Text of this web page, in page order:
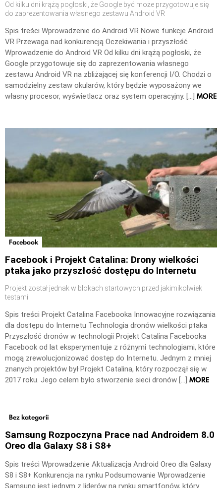
Od kilku dni krążą pogłoski, że Google być może przygotowuje się
do zaprezentowania własnego zestawu Android VR
Spis treści Wprowadzenie do Android VR Nowe funkcje Android
VR Przewaga nad konkurencją Oczekiwania i przyszłość
Wprowadzenie do Android VR Od kilku dni krążą pogłoski, że
Google przygotowuje się do zaprezentowania własnego
zestawu Android VR na zbliżającej się konferencji I/O. Chodzi o
samodzielny zestaw okularów, który będzie wyposażony we
własny procesor, wyświetlacz oraz system operacyjny. […] MORE
Facebook
Facebook i Projekt Catalina: Drony wielkości
ptaka jako przyszłość dostępu do Internetu
Projekt został jednak w blokach startowych przed jakimikolwiek
testami
Spis treści Projekt Catalina Facebooka Innowacyjne rozwiązania
dla dostępu do Internetu Technologia dronów wielkości ptaka
Przyszłość dronów w technologii Projekt Catalina Facebooka
Facebook od lat eksperymentuje z różnymi technologiami, które
mogą zrewolucjonizować dostęp do Internetu. Jednym z mniej
znanych projektów był Projekt Catalina, który rozpoczął się w
2017 roku. Jego celem było stworzenie sieci dronów […] MORE
Bez kategorii
Samsung Rozpoczyna Prace nad Androidem 8.0
Oreo dla Galaxy S8 i S8+
Spis treści Wprowadzenie Aktualizacja Android Oreo dla Galaxy
S8 i S8+ Konkurencja na rynku Podsumowanie Wprowadzenie
Samsung jest jednym z liderów na rynku smartfonów, który